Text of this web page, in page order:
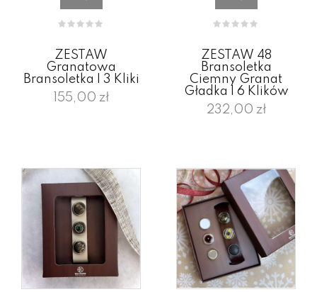
ZESTAW
Granatowa
Bransoletka I 3 Kliki
155,00 zł
ZESTAW 48
Bransoletka
Ciemny Granat
Gładka I 6 Klików
232,00 zł